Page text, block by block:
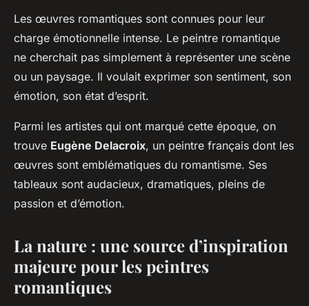
Les œuvres romantiques sont connues pour leur
charge émotionnelle intense. Le peintre romantique
ne cherchait pas simplement à représenter une scène
ou un paysage. Il voulait exprimer son sentiment, son
émotion, son état d’esprit.
Parmi les artistes qui ont marqué cette époque, on
trouve Eugène Delacroix, un peintre français dont les
œuvres sont emblématiques du romantisme. Ses
tableaux sont audacieux, dramatiques, pleins de
passion et d’émotion.
La nature : une source d’inspiration
majeure pour les peintres
romantiques